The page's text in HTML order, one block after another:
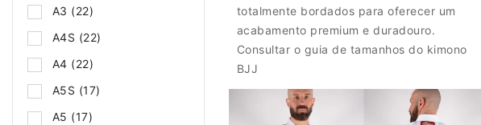
A3 (22)
A4S (22)
A4 (22)
A5S (17)
A5 (17)
totalmente bordados para oferecer um
acabamento premium e duradouro.
Consultar o guia de tamanhos do kimono
BJJ